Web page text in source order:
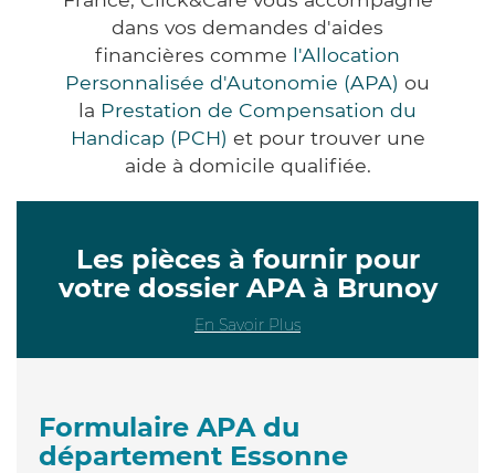
dans vos demandes d'aides
financières comme l'Allocation
Personnalisée d'Autonomie (APA) ou
la Prestation de Compensation du
Handicap (PCH) et pour trouver une
aide à domicile qualifiée.
Les pièces à fournir pour
votre dossier APA à Brunoy
En Savoir Plus
Formulaire APA du
département Essonne